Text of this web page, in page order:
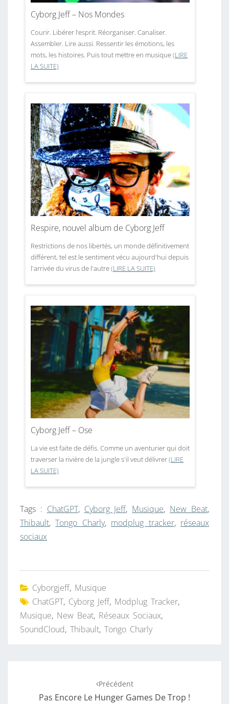
Cyborg Jeff – Nos Mondes
Courir. Libérer l’esprit. Réorganiser. Canaliser.
Assembler. Lire aussi. Ressentir les émotions, les
mots, les histoires. Puis tout mettre en musique(LIRE
LA SUITE)
Respire, nouvel album de Cyborg Jeff
Restrictions de nos libertés, un monde définitivement
différent, tel est le sentiment vécu aujourd'hui depuis
l'arrivée du virus de l'autre(LIRE LA SUITE)
Cyborg Jeff – Ose
La vie est faite de défis. Comme un aventurier qui doit
traverser la rivière de la jungle s'il veut délivrer(LIRE
LA SUITE)
Tags : ChatGPT, Cyborg Jeff, Musique, New Beat,
Thibault,Tongo Charly, modplug tracker, réseaux
sociaux
Cyborgjeff, Musique
ChatGPT, Cyborg Jeff, Modplug Tracker,
Musique, New Beat, Réseaux Sociaux,
SoundCloud, Thibault, Tongo Charly
Précédent
Pas Encore Le Hunger Games De Trop !